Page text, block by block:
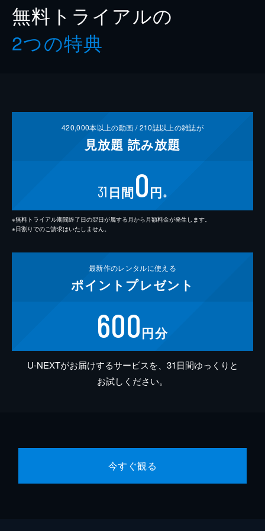
無料トライアルの
2つの特典
420,000本以上の動画 /210誌以上の雑誌が
見放題 読み放題
31 日間0円 ※
※無料トライアル期間終了日の翌日が属する月から月額料金が発生します。
※日割りでのご請求はいたしません。
最新作のレンタルに使える
ポイント プレゼント
600円分
U-NEXTがお届けするサービスを、31日間ゆっくりと
お試しください。
今すぐ観る